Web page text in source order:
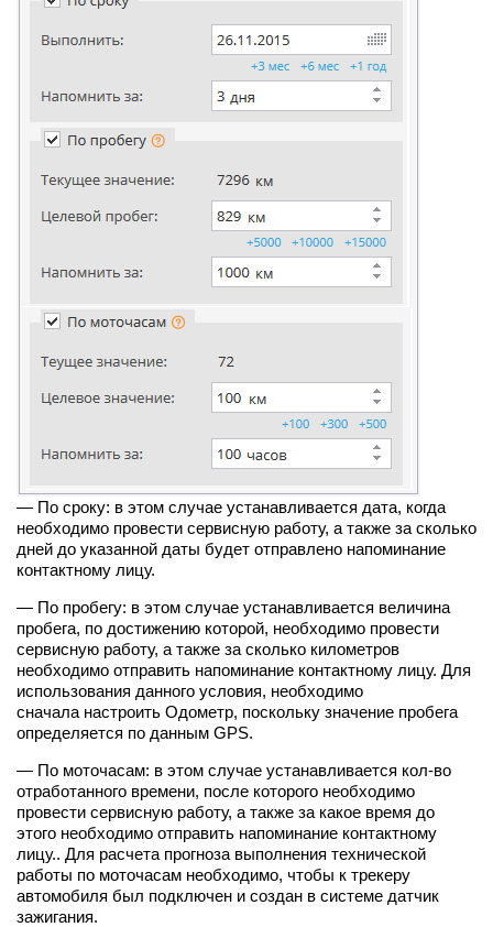
— По сроку: в этом случае устанавливается дата, когда
необходимо провести сервисную работу, а также за сколько
дней до указанной даты будет отправлено напоминание
контактному лицу.
— По пробегу: в этом случае устанавливается величина
пробега, по достижению которой, необходимо провести
сервисную работу, а также за сколько километров
необходимо отправить напоминание контактному лицу. Для
использования данного условия, необходимо
сначала настроить Одометр, поскольку значение пробега
определяется по данным GPS.
— По моточасам: в этом случае устанавливается кол-во
отработанного времени, после которого необходимо
провести сервисную работу, а также за какое время до
этого необходимо отправить напоминание контактному
лицу.. Для расчета прогноза выполнения технической
работы по моточасам необходимо, чтобы к трекеру
автомобиля был подключен и создан в системе датчик
зажигания.